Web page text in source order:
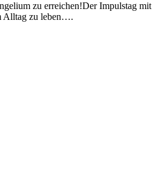
zu erreichen!Der Impulstag mit
Alltag zu leben….